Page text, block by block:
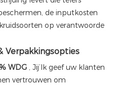
de inputkosten
op verantwoorde
Verpakkingsopties
WDG
, Jij’Ik geef uw klanten
vertrouwen om